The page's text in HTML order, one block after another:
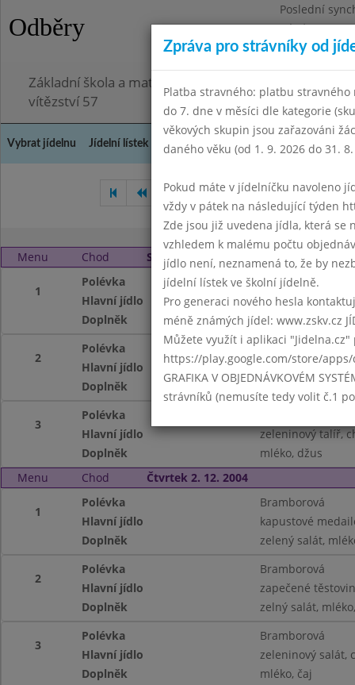
Odběry
Poslední
Pátek
Omezení
Základní škola a mateřská škola Chodov, Praha 4,
vítězství 57
Vybrat jídelnu Jídelní lístek Historie Kontakty a informace
Říjen 2004 Listopad 2004
Menu Chod Středa 1. 12. 2004
1
Polévka
Vločková
Hlavní jídlo
zeleninové lečo,
Doplněk
mléko, džus
2
Polévka
Vločková
Hlavní jídlo
mexické fazole s
Doplněk
mléko, džus
3
Polévka
Hlavní jídlo
zeleninový talíř,
Doplněk
mléko, džus
Menu
Chod Čtvrtek 2. 12. 2004
1
Polévka
Bramborová
Hlavní jídlo
kapustové
Doplněk
zelený salát,
2
Polévka
Bramborová
Hlavní jídlo
zapečené
Doplněk
zelný salát,
3
Polévka
Bramborová
Hlavní jídlo
zeleninový salát,
Doplněk
mléko, čaj
Zpráva pro strávníky od
Platba stravného: platbu stravného
do 7. dne v měsíci dle kategorie
věkových skupin jsou zařazováni
daného věku (od 1. 9. 2026 do 31.
Pokud máte v jídelníčku navoleno
vždy v pátek na následující týden
Zde jsou již uvedena jídla, která se
vzhledem k malému počtu
jídlo není, neznamená to, že by
jídelní lístek ve školní jídelně.
Pro generaci nového hesla
méně známých jídel: www.zskv.cz
Můžete využít i aplikaci
https://play.google.com/store/
GRAFIKA V OBJEDNÁVKOVÉM
strávníků (nemusíte tedy volit č.1